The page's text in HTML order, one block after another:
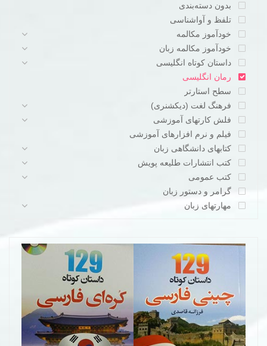
بدون دسته‌بندی
تلفظ و آواشناسی
خودآموز مکالمه
خودآموز مکالمه زبان
داستان کوتاه انگلیسی
رمان انگلیسی
سطح استارتر
فرهنگ لغت (دیکشنری)
فلش کارتهای آموزشی
فیلم و نرم افزارهای آموزشی
کتابهای دانشگاهی زبان
کتب انتشارات طلیعه پویش
کتب عمومی
گرامر و دستور زبان
مهارتهای زبان